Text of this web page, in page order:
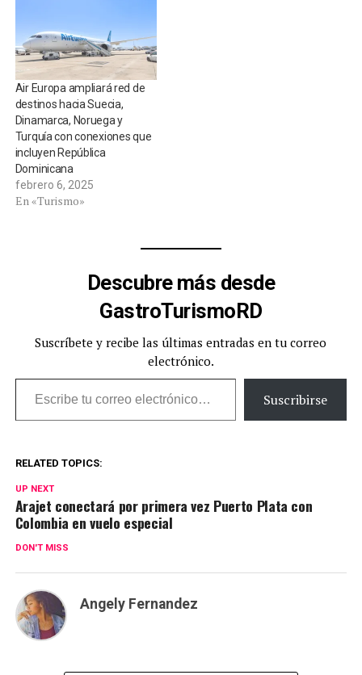
Air Europa ampliará red de
destinos hacia Suecia,
Dinamarca, Noruega y
Turquía con conexiones que
incluyen República
Dominicana
febrero 6, 2025
En «Turismo»
Descubre más desde
GastroTurismoRD
Suscríbete y recibe las últimas entradas en tu correo
electrónico.
Escribe tu correo electrónico…
Suscribirse
RELATED TOPICS:
UP NEXT
Arajet conectará por primera vez Puerto Plata con
Colombia en vuelo especial
DON'T MISS
Angely Fernandez